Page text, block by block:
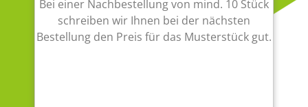
Bei einer Nachbestellung von mind. 10 Stück
schreiben wir Ihnen bei der nächsten
Bestellung den Preis für das Musterstück gut.